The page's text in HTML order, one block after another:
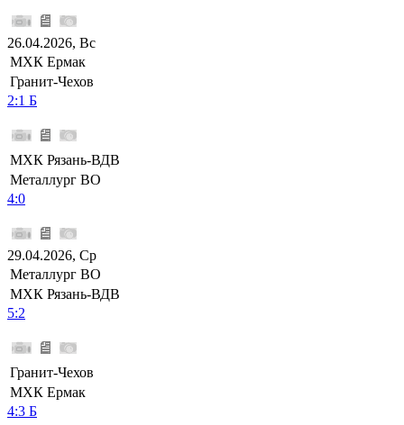
26.04.2026, Вс
МХК Ермак
Гранит-Чехов
2:1 Б
МХК Рязань-ВДВ
Металлург ВО
4:0
29.04.2026, Ср
Металлург ВО
МХК Рязань-ВДВ
5:2
Гранит-Чехов
МХК Ермак
4:3 Б